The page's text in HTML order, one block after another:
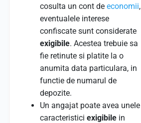
cosulta un cont de economii,
eventualele interese
confiscate sunt considerate
exigibile. Acestea trebuie sa
fie retinute si platite la o
anumita data particulara, in
functie de numarul de
depozite.
Un angajat poate avea unele
caracteristici exigibile in